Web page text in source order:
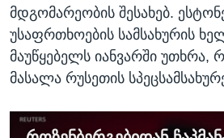
მდგომარეობის შესახებ.
უსაფრთხოების სამსახურის
მაუწყებელს იანვარში უთხრა,
მასალა რუსეთის